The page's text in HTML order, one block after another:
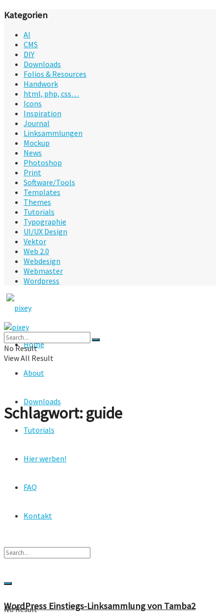
Kategorien
AI
CMS
DIY
Downloads
Folios & Resources
Handwork
html, php, css…
Icons
Inspiration
Journal
Linksammlungen
Mockup
News
Photoshop
Print
Software/Tools
Templates
Themes
Tutorials
Typographie
UI/UX Design
Vektor
Web 2.0
Webdesign
Webmaster
Wordpress
Home
About
Downloads
Tutorials
Hier werben!
FAQ
Kontakt
No Result
No Result
View All Result
Schlagwort:guide
WordPress Einstiegs-Linksammlung von Tamba2